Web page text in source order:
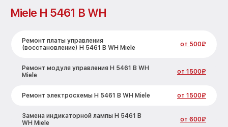
Miele H 5461 B WH
Ремонт платы управления
(восстановление) H 5461 B WH Miele
от 500₽
Ремонт модуля управления H 5461 B WH
Miele
от 1500₽
Ремонт электросхемы H 5461 B WH Miele от 1500₽
Замена индикаторной лампы H 5461 B
WH Miele
от 600₽